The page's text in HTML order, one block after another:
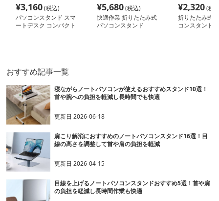
¥3,160(税込)
パソコンスタンド スマ
ートデスク コンパクト
¥5,680(税込)
快適作業 折りたたみ式
パソコンスタンド
¥2,320(税
折りたたみ式
コンスタンド
おすすめ記事一覧
寝ながらノートパソコンが使えるおすすめスタンド10選！
首や腕への負担を軽減し長時間でも快適
更新日2026-06-18
肩こり解消におすすめのノートパソコンスタンド16選！目
線の高さを調整して首や肩の負担を軽減
更新日2026-04-15
目線を上げるノートパソコンスタンドおすすめ5選！首や肩
の負担を軽減し長時間作業も快適